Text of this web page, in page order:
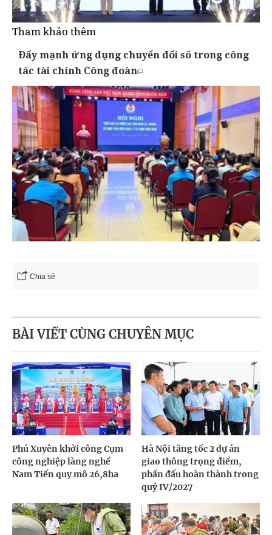
Tham khảo thêm
Đẩy mạnh ứng dụng chuyển đổi số trong công
tác tài chính Công đoàn
Chia sẻ
BÀI VIẾT CÙNG CHUYÊN MỤC
Phú Xuyên khởi công Cụm
công nghiệp làng nghề
Nam Tiến quy mô 26,8ha
Hà Nội tăng tốc 2 dự án
giao thông trọng điểm,
phấn đấu hoàn thành trong
quý IV/2027